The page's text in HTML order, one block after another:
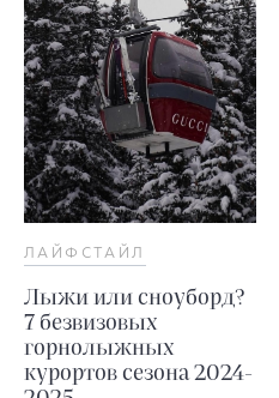
ЛАЙФСТАЙЛ
Лыжи или сноуборд?
7 безвизовых
горнолыжных
курортов сезона 2024-